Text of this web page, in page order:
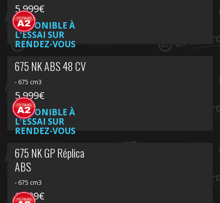
5 999€
DISPONIBLE À
L'ESSAI SUR
RENDEZ-VOUS
675 NK ABS 48 CV
- 675 cm3
5 999€
DISPONIBLE À
L'ESSAI SUR
RENDEZ-VOUS
675 NK GP Réplica
ABS
- 675 cm3
6 499€